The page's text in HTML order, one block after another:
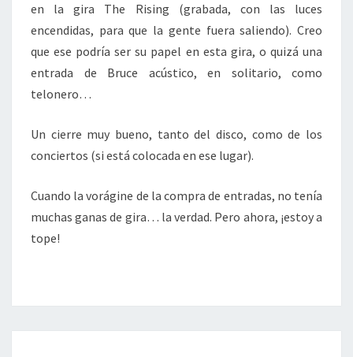
en la gira The Rising (grabada, con las luces
encendidas, para que la gente fuera saliendo). Creo
que ese podría ser su papel en esta gira, o quizá una
entrada de Bruce acústico, en solitario, como
telonero…
Un cierre muy bueno, tanto del disco, como de los
conciertos (si está colocada en ese lugar).
Cuando la vorágine de la compra de entradas, no tenía
muchas ganas de gira… la verdad. Pero ahora, ¡estoy a
tope!